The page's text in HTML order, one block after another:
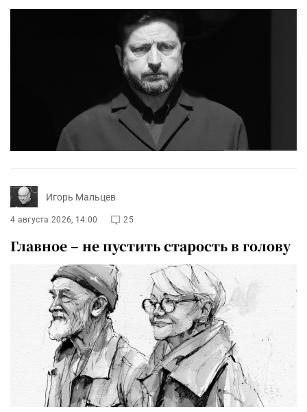
Игорь Мальцев
4 августа 2026, 14:00 25
Главное – не пустить старость в голову